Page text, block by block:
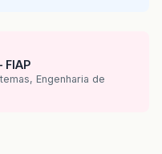
Engenharia de